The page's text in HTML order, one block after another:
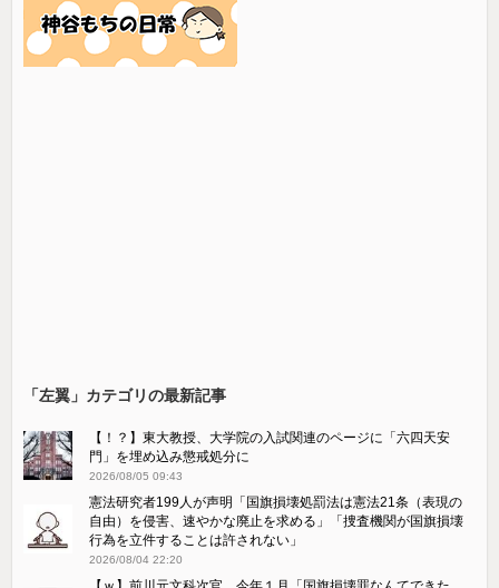
「左翼」カテゴリの最新記事
【！？】東大教授、大学院の入試関連のページに「六四天安
門」を埋め込み懲戒処分に
2026/08/05 09:43
憲法研究者199人が声明「国旗損壊処罰法は憲法21条（表現の
自由）を侵害、速やかな廃止を求める」「捜査機関が国旗損壊
行為を立件することは許されない」
2026/08/04 22:20